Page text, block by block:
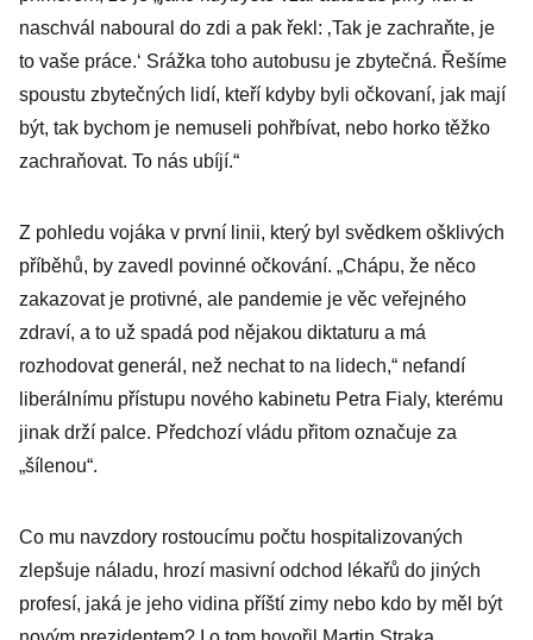
naschvál naboural do zdi a pak řekl: ‚Tak je zachraňte, je
to vaše práce.‘ Srážka toho autobusu je zbytečná. Řešíme
spoustu zbytečných lidí, kteří kdyby byli očkovaní, jak mají
být, tak bychom je nemuseli pohřbívat, nebo horko těžko
zachraňovat. To nás ubíjí.“
Z pohledu vojáka v první linii, který byl svědkem ošklivých
příběhů, by zavedl povinné očkování. „Chápu, že něco
zakazovat je protivné, ale pandemie je věc veřejného
zdraví, a to už spadá pod nějakou diktaturu a má
rozhodovat generál, než nechat to na lidech,“ nefandí
liberálnímu přístupu nového kabinetu Petra Fialy, kterému
jinak drží palce. Předchozí vládu přitom označuje za
„šílenou“.
Co mu navzdory rostoucímu počtu hospitalizovaných
zlepšuje náladu, hrozí masivní odchod lékařů do jiných
profesí, jaká je jeho vidina příští zimy nebo kdo by měl být